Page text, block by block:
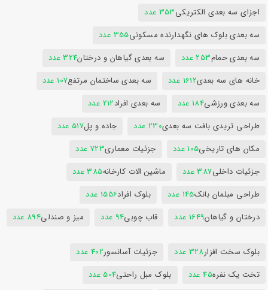
اجزای سه بعدی الکتریکی353 عدد
سه بعدی بلوک های نگهدارنده مسکونی355 عدد
سه بعدی حمام253 عدد سه بعدی گیاهان و درختان324 عدد
خانه های سه بعدی1612 عدد سه بعدی ساختمان مرتفع107 عدد
سه بعدی ورزشی184 عدد سه بعدی افراد212 عدد
طراحی تریدی بافت سه بعدی230 عدد جاده و پل517 عدد
مکان های تاریخی105 عدد جزئیات معماری723 عدد
جزئیات داخلی387 عدد ماشین الات کارخانه385 عدد
طراحی مبلمان بانک145 عدد بلوک افراد1556 عدد
درختان و گیاهان1649 عدد قاب چوبی94 عدد میز و صندلی894 عدد
بلوک سخت افزار328 عدد جزئیات آسانسور402 عدد
تخت یک نفره45 عدد بلوک مبل راحتی504 عدد